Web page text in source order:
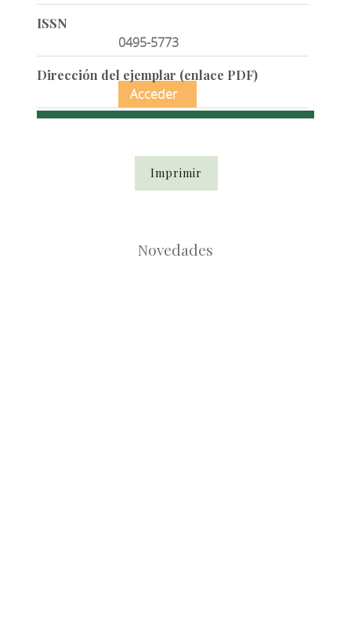
ISSN
0495-5773
Dirección del ejemplar (enlace PDF)
Acceder
Imprimir
Novedades